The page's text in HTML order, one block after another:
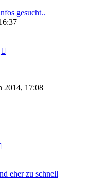
gesucht..
2014, 17:08
eher zu schnell